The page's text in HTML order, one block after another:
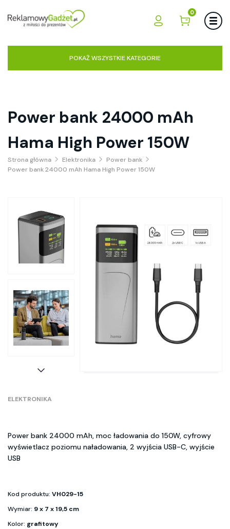
0
POKAŻ WSZYSTKIE KATEGORIE
Power bank 24000 mAh
Hama High Power 150W
Strona główna Elektronika
Power bank
Power bank 24000 mAh Hama High Power 150W
ELEKTRONIKA
Power bank 24000 mAh, moc ładowania do 150W, cyfrowy
wyświetlacz poziomu naładowania, 2 wyjścia USB-C, wyjście
USB
Kod produktu: VH029-15
Wymiar: 9 x 7 x 19,5 cm
Kolor: grafitowy